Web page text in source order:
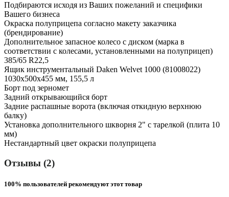
Подбираются исходя из Ваших пожеланий и специфики
Вашего бизнеса
Окраска полуприцепа согласно макету заказчика
(брендирование)
Дополнительное запасное колесо с диском (марка в
соответствии с колесами, установленными на полуприцеп)
385/65 R22,5
Ящик инструментальный Daken Welvet 1000 (81008022)
1030x500x455 мм, 155,5 л
Борт под зерномет
Задний открывающийся борт
Задние распашные ворота (включая откидную верхнюю
балку)
Установка дополнительного шкворня 2" с тарелкой (плита 10
мм)
Нестандартный цвет окраски полуприцепа
Отзывы (2)
100% пользователей рекомендуют этот товар